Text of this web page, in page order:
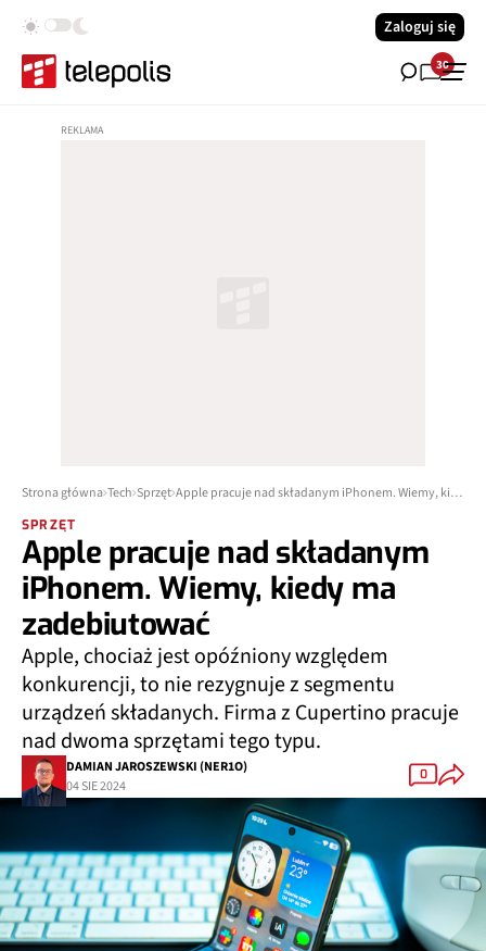
Zaloguj się
30
Strona główna Tech Sprzęt Apple pracuje nad składanym iPhonem. Wiemy, kiedy ma zadebiutować
SPRZĘT
Apple pracuje nad składanym
iPhonem. Wiemy, kiedy ma
zadebiutować
Apple, chociaż jest opóźniony względem
konkurencji, to nie rezygnuje z segmentu
urządzeń składanych. Firma z Cupertino pracuje
nad dwoma sprzętami tego typu.
DAMIAN JAROSZEWSKI (NER1O)
04 SIE 2024
0